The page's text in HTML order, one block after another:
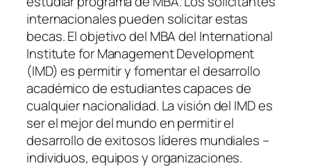
internacionales pueden solicitar estas
becas. El objetivo del MBA del International
Institute for Management Development
(IMD) es permitir y fomentar el desarrollo
académico de estudiantes capaces de
cualquier nacionalidad. La visión del IMD es
ser el mejor del mundo en permitir el
desarrollo de exitosos líderes mundiales –
individuos, equipos y organizaciones.